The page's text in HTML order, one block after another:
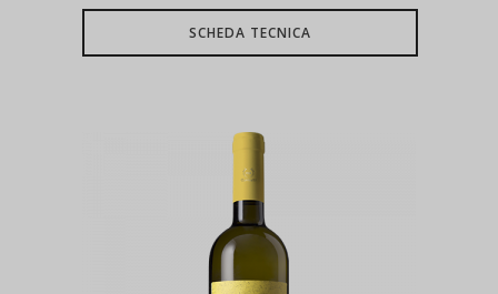
SCHEDA TECNICA